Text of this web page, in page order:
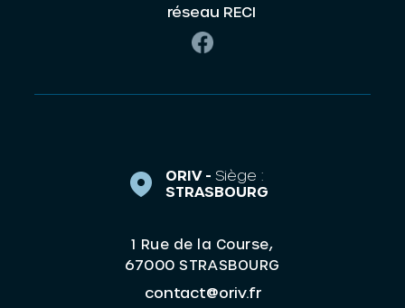
réseau RECI
ORIV - Siège :
STRASBOURG
1 Rue de la Course,
67000 STRASBOURG
contact@oriv.fr